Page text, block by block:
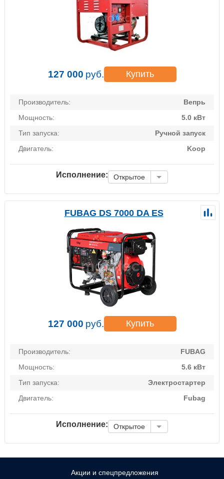
127 000 руб. Купить
Производитель:
Вепрь
Мощность:
5.0 кВт
Тип запуска:
Ручной запуск
Двигатель:
Koop
Исполнение: Открытое
FUBAG DS 7000 DA ES
127 000 руб. Купить
Производитель:
FUBAG
Мощность:
5.6 кВт
Тип запуска:
Электростартер
Двигатель:
Fubag
Исполнение: Открытое
Акции и спецпредложения